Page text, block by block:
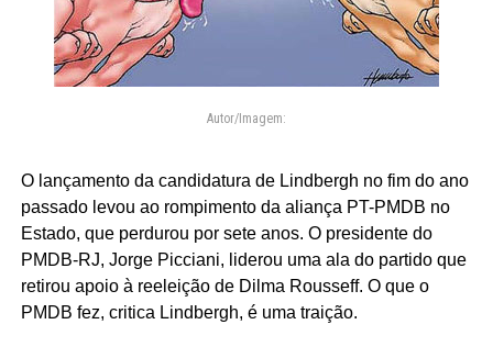
Autor/Imagem:
O lançamento da candidatura de Lindbergh no fim do ano
passado levou ao rompimento da aliança PT-PMDB no
Estado, que perdurou por sete anos. O presidente do
PMDB-RJ, Jorge Picciani, liderou uma ala do partido que
retirou apoio à reeleição de Dilma Rousseff. O que o
PMDB fez, critica Lindbergh, é uma traição.